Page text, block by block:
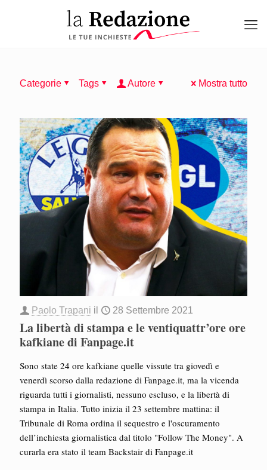
Categorie Tags Autore Mostra tutto
Paolo Trapani il 28 Settembre 2021
La libertà di stampa e le ventiquattr’ore ore
kafkiane di Fanpage.it
Sono state 24 ore kafkiane quelle vissute tra giovedì e
venerdì scorso dalla redazione di Fanpage.it, ma la vicenda
riguarda tutti i giornalisti, nessuno escluso, e la libertà di
stampa in Italia. Tutto inizia il 23 settembre mattina: il
Tribunale di Roma ordina il sequestro e l'oscuramento
dell’inchiesta giornalistica dal titolo "Follow The Money". A
curarla era stato il team Backstair di Fanpage.it